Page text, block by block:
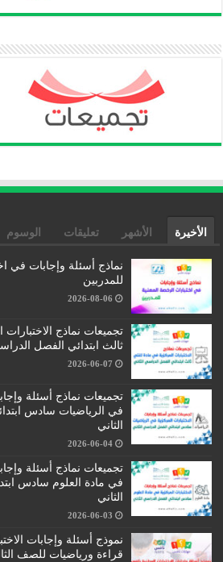
الأخيرة الأشهر تعليقات الوسوم
نماذج أسئلة وإجابات في
للمدربين
2026-08-06
تجميعات نماذج
ثالث ابتدائي الفصل
2026-06-07
تجميعات نماذج أسئلة
في الرياضيات سادس
الثاني
2026-06-04
تجميعات نماذج أسئلة
في مادة العلوم سادس
الثاني
2026-06-03
نموذج أسئلة وإجابات
قراءة ورياضيات للصف الثالث